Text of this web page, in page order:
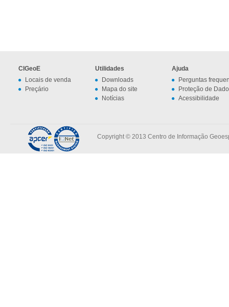
CIGeoE
Locais de venda
Preçário
Utilidades
Downloads
Mapa do site
Notícias
Ajuda
Perguntas
Proteção de
Acessibilidade
Copyright © 2013 Centro de Informação